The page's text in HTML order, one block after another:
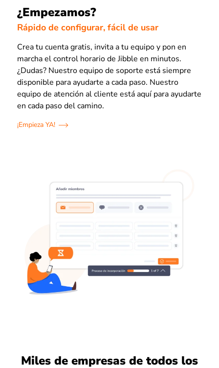
¿Empezamos?
Rápido de configurar, fácil de usar
Crea tu cuenta gratis, invita a tu equipo y pon en
marcha el control horario de Jibble en minutos.
¿Dudas? Nuestro equipo de soporte está siempre
disponible para ayudarte a cada paso. Nuestro
equipo de atención al cliente está aquí para ayudarte
en cada paso del camino.
¡Empieza YA!
Miles de empresas de todos los